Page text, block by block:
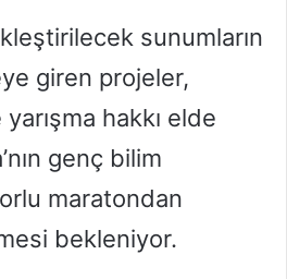
sunumların
giren projeler,
hakkı elde
genç bilim
maratondan
bekleniyor.